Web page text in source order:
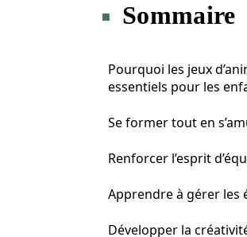
Sommaire
Pourquoi les jeux
essentiels pour les
Se former tout en
Renforcer l’esprit
Apprendre à gérer les
Développer la